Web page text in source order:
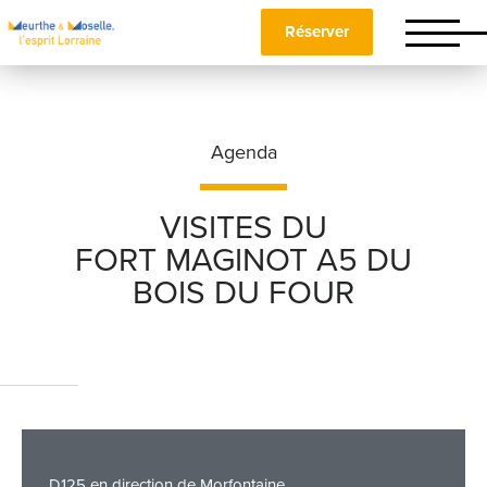
Réserver
Agenda
VISITES DU
FORT MAGINOT A5 DU
BOIS DU FOUR
Nom*